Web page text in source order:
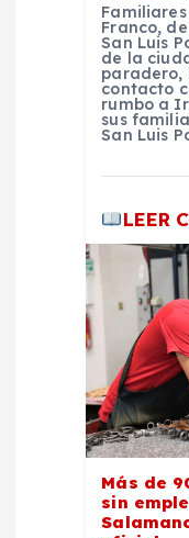
Franco,
San Luis
de la
paradero,
contacto
rumbo a
sus
San Luis
LEER
Más de
sin